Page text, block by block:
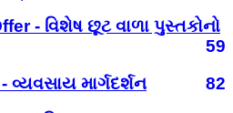
- વિશેષ છૂટ વાળા પુસ્તકોનો
59
માર્ગદર્શન
82